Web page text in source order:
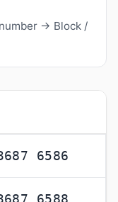
→ Block /
6586